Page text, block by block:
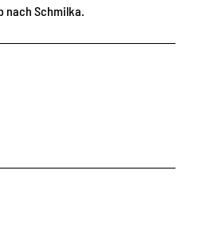
nach Schmilka.